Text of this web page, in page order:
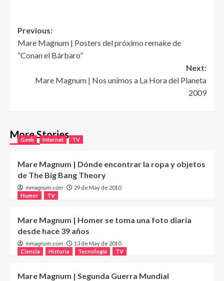
Post
navigation
Previous:
Mare Magnum | Posters del próximo remake de
“Conan el Bárbaro”
Next:
Mare Magnum | Nos unimos a La Hora del Planeta
2009
More Stories
Geek Internet TV
Mare Magnum | Dónde encontrar la ropa y objetos
de The Big Bang Theory
mmagnum.com
29 de May de 2010
Humor
TV
Mare Magnum | Homer se toma una foto diaria
desde hace 39 años
mmagnum.com
13 de May de 2010
Ciencia
Historia Tecnología TV
Mare Magnum | Segunda Guerra Mundial